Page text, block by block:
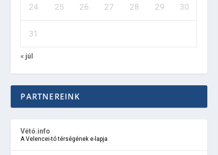
24 25 26 27 28 29 30
31
« júl
PARTNEREINK
Vétó.info
A Velencei-tó térségének e-lapja